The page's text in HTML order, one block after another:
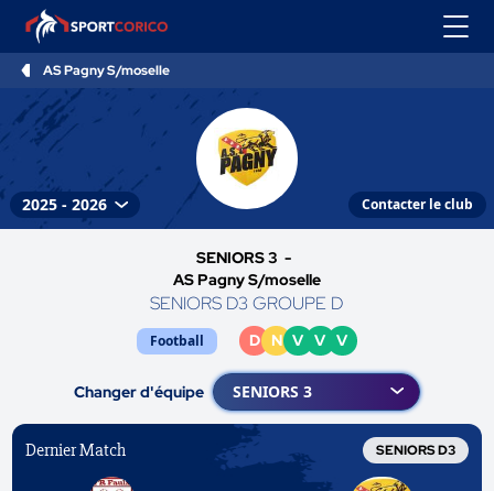
AS Pagny S/moselle
Contacter le club
SENIORS 3 -
AS Pagny S/moselle
SENIORS D3 GROUPE D
Football D N V V V
Changer d'équipe
Dernier Match SENIORS D3